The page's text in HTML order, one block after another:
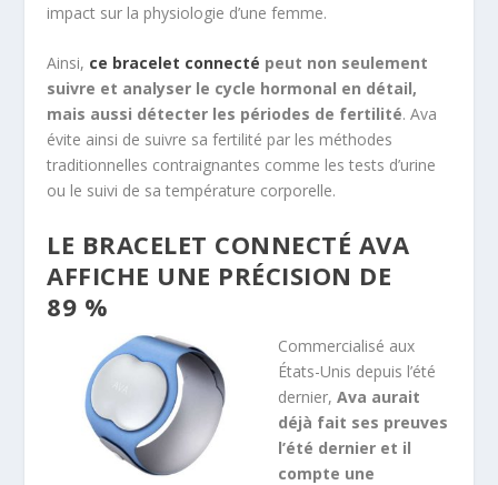
impact sur la physiologie d’une femme.
Ainsi, ce bracelet connecté peut non seulement
suivre et analyser le cycle hormonal en détail,
mais aussi détecter les périodes de fertilité. Ava
évite ainsi de suivre sa fertilité par les méthodes
traditionnelles contraignantes comme les tests d’urine
ou le suivi de sa température corporelle.
LE BRACELET CONNECTÉ AVA
AFFICHE UNE PRÉCISION DE
89 %
Commercialisé aux
États-Unis depuis l’été
dernier,Ava aurait
déjà fait ses preuves
l’été dernier et il
compte une